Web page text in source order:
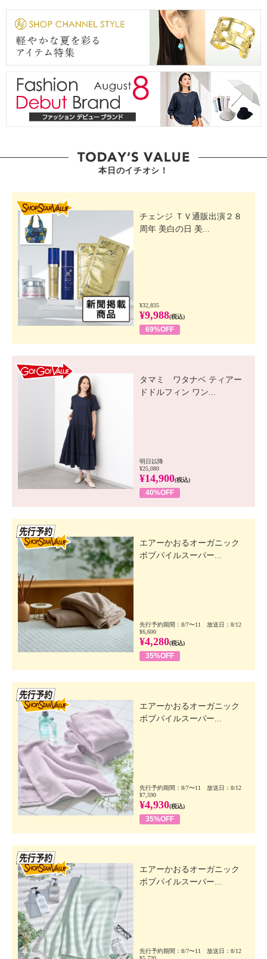
本日のイチオシ！
チェンジ ＴＶ通販出演２８
周年 美白の日 美...
¥32,835
¥9,988(税込)
69%OFF
タマミ ワタナベ ティアー
ドドルフィン ワン...
明日以降
¥25,080
¥14,900(税込)
40%OFF
エアーかおるオーガニック
ボブパイルスーパー...
先行予約期間：8/7〜11 放送日：8/12
¥6,600
¥4,280(税込)
35%OFF
エアーかおるオーガニック
ボブパイルスーパー...
先行予約期間：8/7〜11 放送日：8/12
¥7,590
¥4,930(税込)
35%OFF
エアーかおるオーガニック
ボブパイルスーパー...
先行予約期間：8/7〜11 放送日：8/12